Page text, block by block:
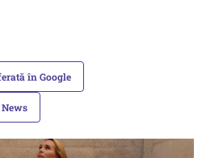
în Google
News